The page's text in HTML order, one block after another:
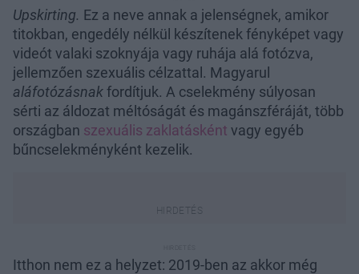
Upskirting. Ez a neve annak a jelenségnek, amikor
titokban, engedély nélkül készítenek fényképet vagy
videót valaki szoknyája vagy ruhája alá fotózva,
jellemzően szexuális célzattal. Magyarul
aláfotózásnakfordítjuk. A cselekmény súlyosan
sérti az áldozat méltóságát és magánszféráját, több
országban szexuális zaklatásként vagy egyéb
bűncselekményként kezelik.
Itthon nem ez a helyzet: 2019-ben az akkor még